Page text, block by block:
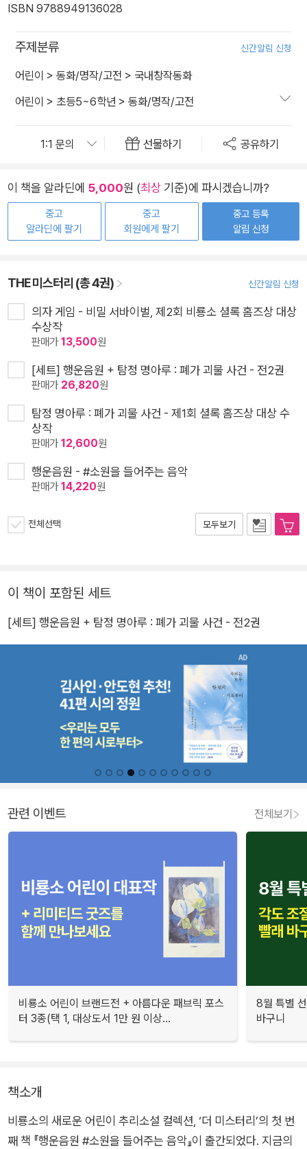
ISBN 9788949136028
주제분류 신간알림 신청
어린이 > 동화/명작/고전 > 국내창작동화
어린이 > 초등5~6학년 > 동화/명작/고전
선물하기 공유하기
이 책을 알라딘에 5,000원 (최상 기준)에 파시겠습니까?
중고
알라딘에 팔기
중고
회원에게 팔기
중고 등록
알림 신청
THE 미스터리 (총 4권) 신간알림 신청
의자 게임 - 비밀 서바이벌, 제2회 비룡소 셜록 홈즈상 대상
수상작
판매가13,500원
[세트] 행운음원 + 탐정 명아루 : 폐가 괴물 사건 - 전2권
판매가 26,820원
탐정 명아루 : 폐가 괴물 사건 - 제1회 셜록 홈즈상 대상 수
상작
판매가12,600원
행운음원 - #소원을 들어주는 음악
판매가14,220원
전체선택 모두보기
이 책이 포함된 세트
[세트] 행운음원 + 탐정 명아루 : 폐가 괴물 사건 - 전2권
관련 이벤트 전체보기
비룡소 어린이 브랜드전 + 아름다운 패브릭 포스
터 3종(택 1, 대상도서 1만 원 이상...
8월 특별
바구니
책소개
비룡소의 새로운 어린이 추리소설 컬렉션, ‘더 미스터리’의 첫 번
째 책 『행운음원 #소원을 들어주는 음악』이 출간되었다. 지금의